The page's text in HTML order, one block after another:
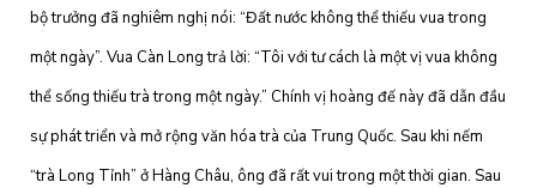
bộ trưởng đã nghiêm nghị nói: “Đất nước không thể thiếu vua trong
một ngày”. Vua Càn Long trả lời: “Tôi với tư cách là một vị vua không
thể sống thiếu trà trong một ngày.” Chính vị hoàng đế này đã dẫn đầu
sự phát triển và mở rộng văn hóa trà của Trung Quốc. Sau khi nếm
“trà Long Tỉnh” ở Hàng Châu, ông đã rất vui trong một thời gian. Sau